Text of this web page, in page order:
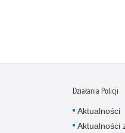
Działania Policji
Aktualności
Aktualności